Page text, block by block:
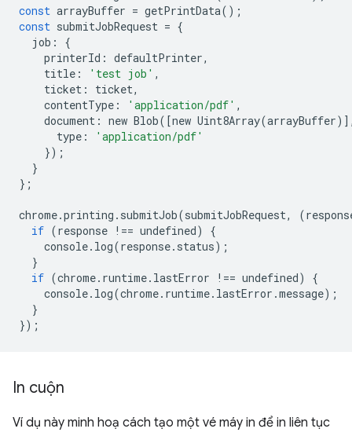
const arrayBuffer = getPrintData();
const submitJobRequest = {
job :
{
printerId : defaultPrinter,
title : 'test job' ,
ticket : ticket,
contentType : 'application/pdf' ,
document : new Blob([new Uint8Array(arrayBuffer
type :
'application/pdf'
});
}
};
chrome.printing . submitJob(submitJobRequest, (
if (response !== undefined)
{
console. log(response. status);
}
if (chrome. runtime. lastError !== undefined)
{
console. log(chrome. runtime. lastError .message);
}
});
In cuộn
Ví dụ này minh hoạ cách tạo một vé máy in để in liên tục